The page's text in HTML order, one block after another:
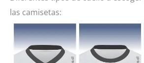
las camisetas: